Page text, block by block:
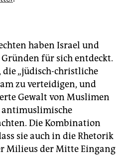
haben Israel und
für sich entdeckt.
„jüdisch-christliche
zu verteidigen, und
Gewalt von Muslimen
antimuslimische
Die Kombination
sie auch in die Rhetorik
Milieus der Mitte Eingang